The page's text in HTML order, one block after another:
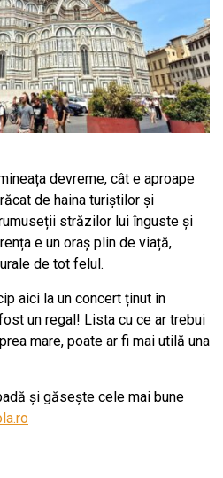
devreme, cât e aproape
de haina turiștilor și
străzilor lui înguste și
e un oraș plin de viață,
de tot felul.
aici la un concert ținut în
un regal! Lista cu ce ar trebui
mare, poate ar fi mai utilă una
și găsește cele mai bune